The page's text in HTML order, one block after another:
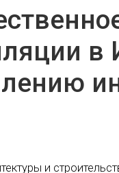
в
и